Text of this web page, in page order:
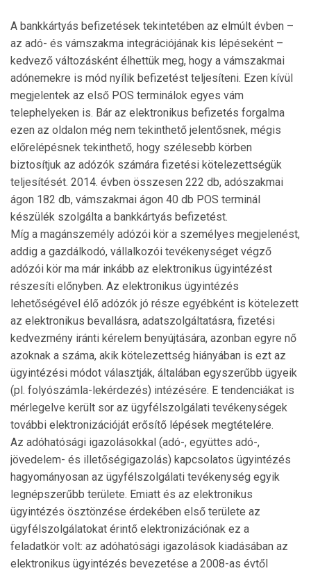
A bankkártyás befizetések tekintetében az elmúlt évben –
az adó- és vámszakma integrációjának kis lépé­seként –
kedvező változásként élhettük meg, hogy a vámszakmai
adónemekre is mód nyílik befizetést teljesíteni. Ezen kívül
megjelentek az első POS terminálok egyes vám
telephelye­ken is. Bár az elektronikus befizetés forgalma
ezen az olda­lon még nem tekinthető jelentősnek, mégis
előrelépésnek tekint­hető, hogy szélesebb körben
biztosítjuk az adózók számára fizetési kötelezettségük
teljesítését. 2014. év­ben összesen 222 db, adószakmai
ágon 182 db, vám­szak­mai ágon 40 db POS terminál
készülék szolgálta a bankkártyás befizetést.
Míg a magánszemély adózói kör a személyes meg­je­le­nést,
addig a gazdálkodó, vállalkozói tevékeny­sé­get végző
adózói kör ma már inkább az elektronikus ügyintézést
részesíti előnyben. Az elektronikus ügy­intézés
lehetőségével élő adózók jó része egyébként is kötelezett
az elektronikus bevallásra, adatszolgáltatásra, fizetési
kedvezmény iránti kérelem benyújtására, azonban egyre nő
azoknak a száma, akik köte­lezettség hiányában is ezt az
ügyintézési módot vá­lasztják, általában egyszerűbb ügyeik
(pl. folyószámla-lekérdezés) intézésére. E tendenciákat is
mérle­gel­ve került sor az ügyfélszolgálati tevékenységek
továb­bi elektronizációját erősítő lépések megtételére.
Az adóhatósági igazolásokkal (adó-, együttes adó-,
jövedelem- és illetőségigazolás) kapcsolatos ügyin­té­zés
hagyományosan az ügyfélszolgálati tevékenység egyik
legnépszerűbb területe. Emiatt és az elektronikus
ügyintézés ösztönzése érdekében első területe az
ügyfélszolgálatokat érintő elektronizációnak ez a
feladatkör volt: az adóhatósági igazolások kiadásában az
elek­tronikus ügyintézés bevezetése a 2008-as évtől